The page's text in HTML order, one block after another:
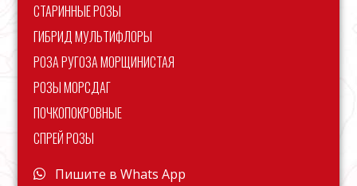
СТАРИННЫЕ РОЗЫ
ГИБРИД МУЛЬТИФЛОРЫ
РОЗА РУГОЗА МОРЩИНИСТАЯ
РОЗЫ МОРСДАГ
ПОЧКОПОКРОВНЫЕ
СПРЕЙ РОЗЫ
Пишите в Whats App